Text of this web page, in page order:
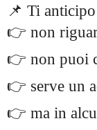
📌 Ti
👉 non
👉 non puoi
👉 serve un
👉 ma in